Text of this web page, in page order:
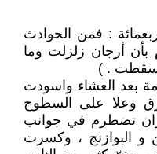
: فمن الحوادث
بأن أرجان زلزلت وما
وسقطت . )
بعد العشاء واسودت
وعلا على السطوح
تضطرم في جوانب
و البوازنج ، وكسرت